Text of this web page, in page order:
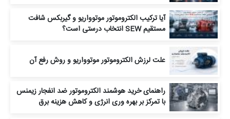
آیا ترکیب الکتروموتور موتوواریو و گیربکس شافت
مستقیم SEW انتخاب درستی است؟
علت لرزش الکتروموتور موتوواریو و روش رفع آن
راهنمای خرید هوشمند الکتروموتور ضد انفجار زیمنس
با تمرکز بر بهره وری انرژی و کاهش هزینه برق